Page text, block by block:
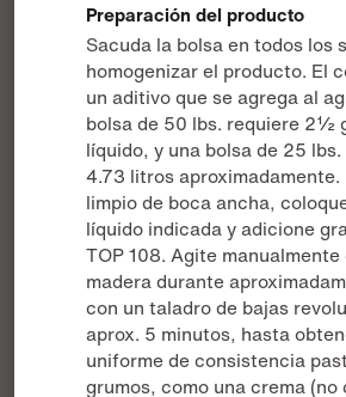
Preparación del producto
Sacuda la bolsa en todos los
homogenizar el producto. El
un aditivo que se agrega al
bolsa de 50 lbs. requiere 2½
líquido, y una bolsa de 25
4.73 litros
limpio de boca ancha,
líquido indicada y adicione
TOP 108. Agite
madera durante
con un taladro de bajas
aprox. 5 minutos, hasta
uniforme de consistencia
grumos, como una crema (no